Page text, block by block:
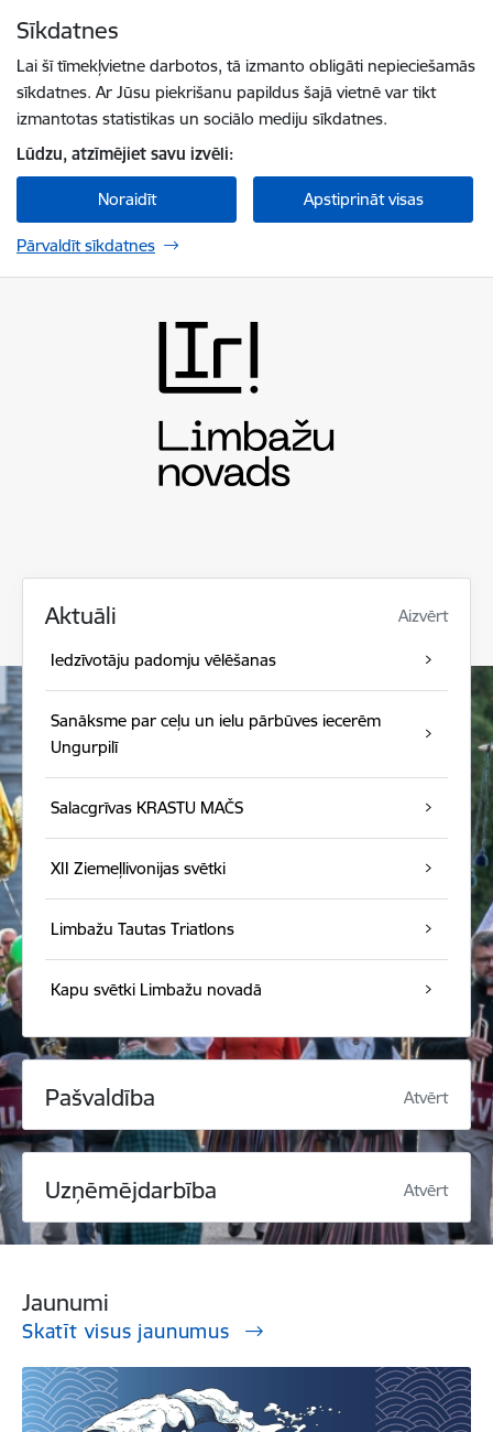
Sīkdatnes
Lai šī tīmekļvietne darbotos, tā izmanto obligāti nepieciešamās
sīkdatnes. Ar Jūsu piekrišanu papildus šajā vietnē var tikt
izmantotas statistikas un sociālo mediju sīkdatnes.
Lūdzu, atzīmējiet savu izvēli:
Noraidīt Apstiprināt visas
Pārvaldīt sīkdatnes
Aktuāli Aizvērt
Iedzīvotāju padomju vēlēšanas
Sanāksme par ceļu un ielu pārbūves iecerēm
Ungurpilī
Salacgrīvas KRASTU MAČS
XII Ziemeļlivonijas svētki
Limbažu Tautas Triatlons
Kapu svētki Limbažu novadā
Pašvaldība Atvērt
Uzņēmējdarbība Atvērt
Jaunumi
Skatīt visus jaunumus